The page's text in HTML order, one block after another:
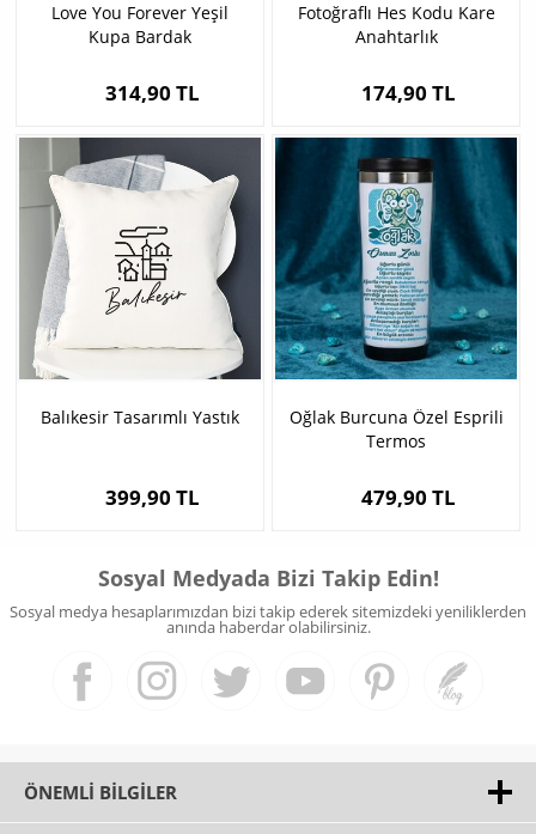
Love You Forever Yeşil
Kupa Bardak
314,90 TL
Fotoğraflı Hes Kodu Kare
Anahtarlık
174,90 TL
Balıkesir Tasarımlı Yastık
399,90 TL
Oğlak Burcuna Özel Esprili
Termos
479,90 TL
Sosyal Medyada Bizi Takip Edin!
Sosyal medya hesaplarımızdan bizi takip ederek sitemizdeki yeniliklerden
anında haberdar olabilirsiniz.
ÖNEMLI BILGILER